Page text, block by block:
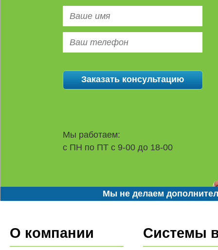
Мы работаем:
с ПН по ПТ с 9-00 до 18-00
Мы не делаем
О компании Системы